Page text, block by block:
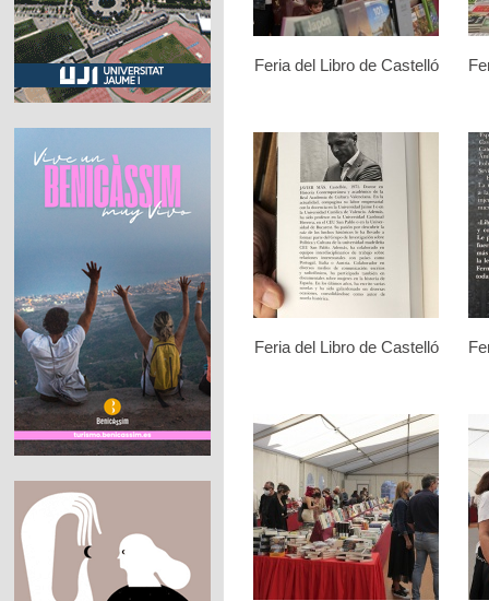
Feria del Libro de Castelló
Feria del Libro de Castelló